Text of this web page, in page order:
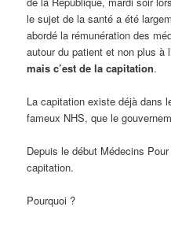
le sujet de la santé a été
abordé la rémunération des
autour du patient et non plus à
mais c’est de la capitation.
La capitation existe déjà dans
fameux NHS, que le
Depuis le début Médecins
capitation.
Pourquoi ?